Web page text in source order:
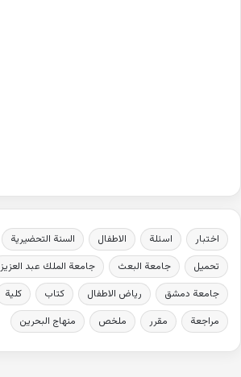
اختبار اسئلة الاطفال السنة التحضيرية
تحميل
جامعة البعث جامعة الملك عبد العزيز
جامعة دمشق
رياض الاطفال كتاب كلية
مراجعة
مقرر ملخص منهاج البحرين